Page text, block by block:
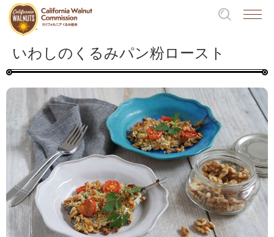
いわしのくるみパン粉ロースト